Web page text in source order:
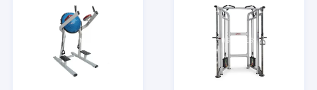
Handelsturnhallen-Ausrüstung
Platte geladene Turnhallen-Maschinen